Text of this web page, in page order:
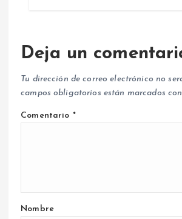
Deja un
Tu dirección de correo electrónico no
campos obligatorios están marcados con
Comentario *
Nombre